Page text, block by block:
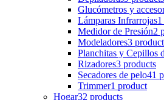
Glucómetros y
Lámparas Infrarrojas
Medidor de Presión2
Modeladores3
Planchitas y Cepillos
Rizadores3 products
Secadores de pelo41
Trimmer1 product
Hogar32 products